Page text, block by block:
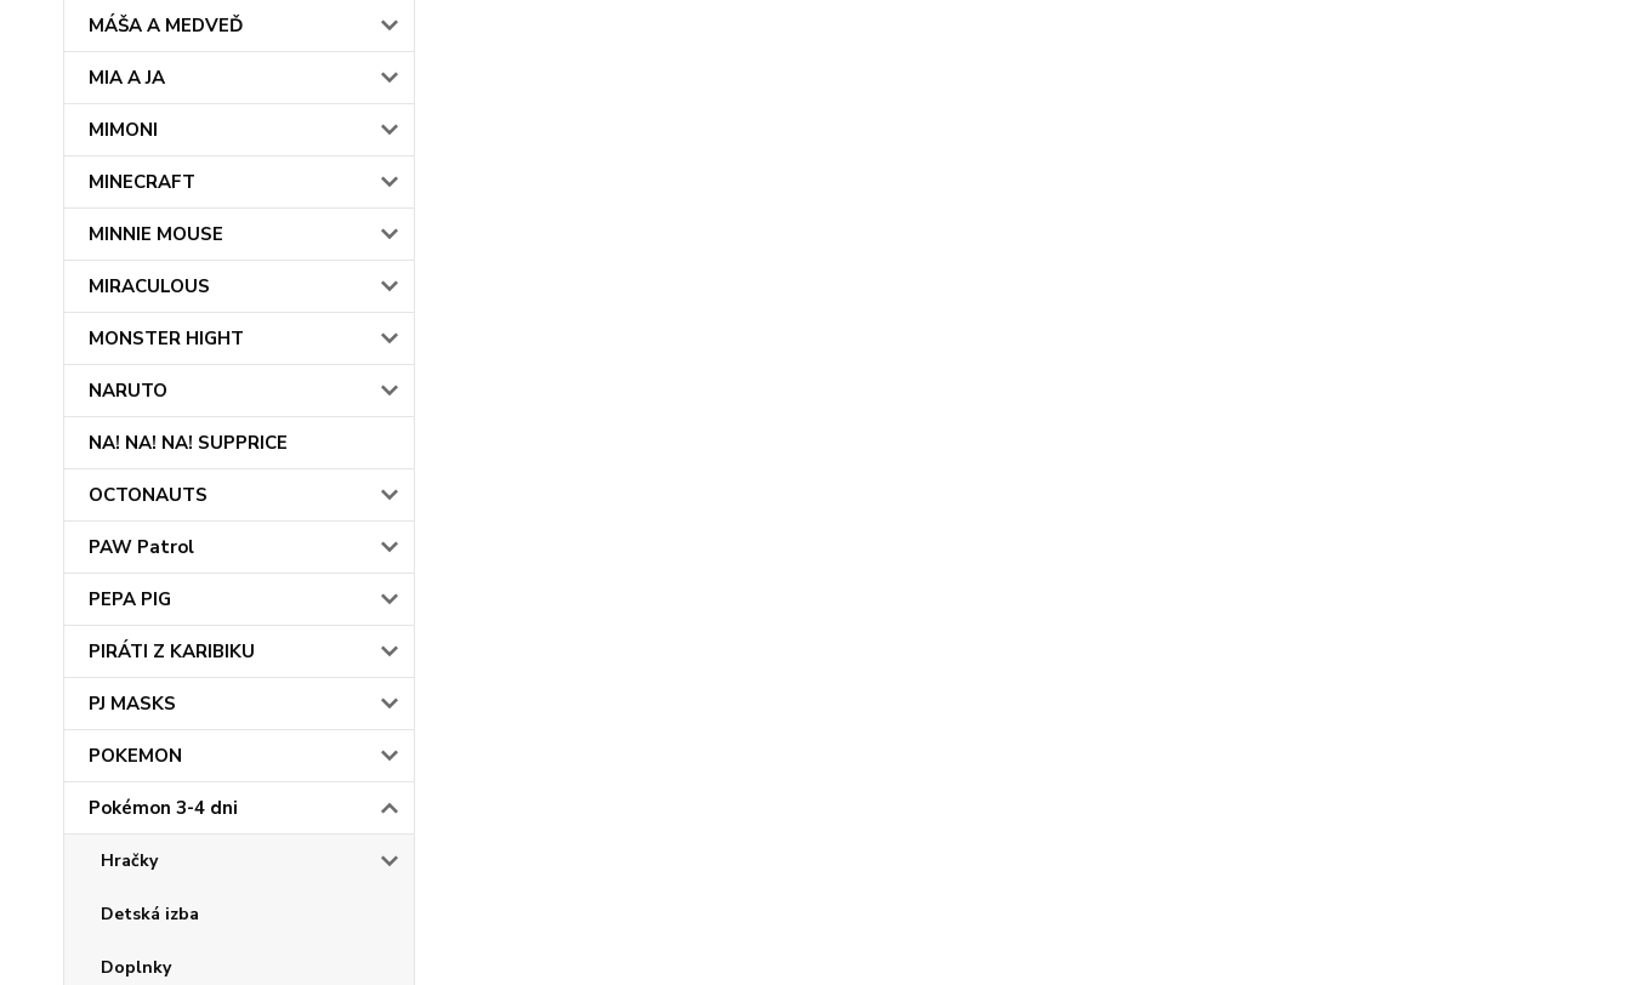
MÁŠA A MEDVEĎ
MIA A JA
MIMONI
MINECRAFT
MINNIE MOUSE
MIRACULOUS
MONSTER HIGHT
NARUTO
NA! NA! NA! SUPPRICE
OCTONAUTS
PAW Patrol
PEPA PIG
PIRÁTI Z KARIBIKU
PJ MASKS
POKEMON
Pokémon 3-4 dni
Hračky
Detská izba
Doplnky